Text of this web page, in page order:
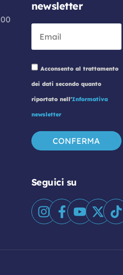
newsletter
Acconsento al trattamento
dei dati secondo quanto
riportato nell'Informativa
newsletter
Seguici su